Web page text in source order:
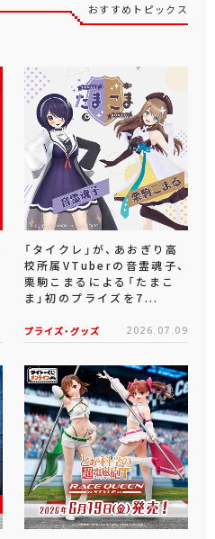
おすすめトピックス
「タイクレ」が、あおぎり高
校所属VTuberの音霊魂子、
栗駒こまるによる「たまこ
ま」初のプライズを7...
プライズ・グッズ 2026.07.09